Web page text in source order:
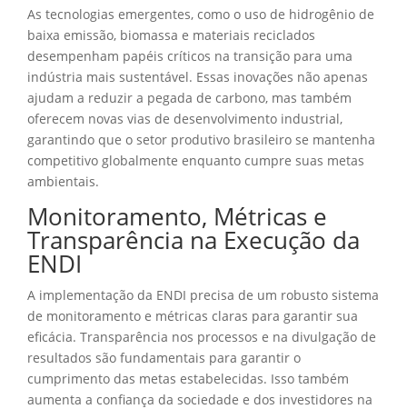
As tecnologias emergentes, como o uso de hidrogênio de
baixa emissão, biomassa e materiais reciclados
desempenham papéis críticos na transição para uma
indústria mais sustentável. Essas inovações não apenas
ajudam a reduzir a pegada de carbono, mas também
oferecem novas vias de desenvolvimento industrial,
garantindo que o setor produtivo brasileiro se mantenha
competitivo globalmente enquanto cumpre suas metas
ambientais.
Monitoramento, Métricas e
Transparência na Execução da
ENDI
A implementação da ENDI precisa de um robusto sistema
de monitoramento e métricas claras para garantir sua
eficácia. Transparência nos processos e na divulgação de
resultados são fundamentais para garantir o
cumprimento das metas estabelecidas. Isso também
aumenta a confiança da sociedade e dos investidores na